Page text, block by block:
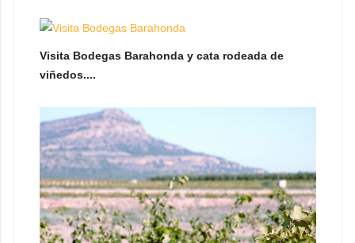
Visita Bodegas Barahonda y cata rodeada de
viñedos....